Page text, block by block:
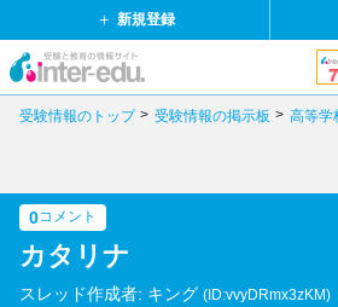
新規登録
受験情報のトップ 受験情報の掲示板 高等学
0コメント
カタリナ
スレッド作成者: キング (ID:vvyDRmx3zKM)